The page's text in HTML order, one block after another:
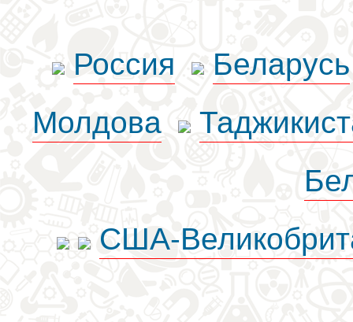
Россия
Беларусь
Молдова
США-